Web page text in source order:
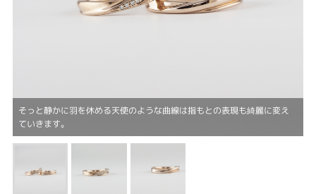
そっと静かに羽を休める天使のような曲線は指もとの表現も綺麗に変え
ていきます。